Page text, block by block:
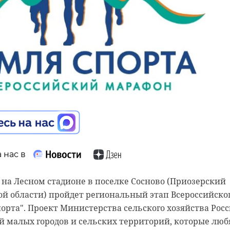
нас в
Лесном стадионе в поселке Сосново (Приозерский
области) пройдет региональный этап
Проект Министерства сельского хозяйства
малых городов и сельских территорий, которые
нас в
стадион в Подпорожье, Дом культуры в
поселке Тельмана и расширение инфраструктуры
стали главными темами еженедельного штаба,
губернатор Ленинградской области Евгений
нас в
любви и верности в Отделении Социального
и Ленинградской области подсчитали,
носят имена Петр и Феврония, которые
счастьем и верностью.